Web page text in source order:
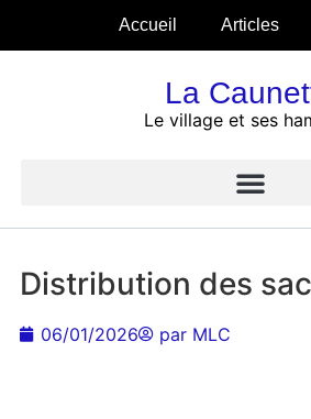
Accueil Articles
La
Le village et ses
Distribution des
06/01/2026 parMLC